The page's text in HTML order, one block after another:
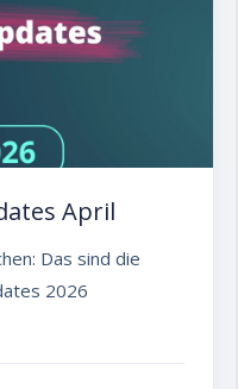
April
Das sind die
2026